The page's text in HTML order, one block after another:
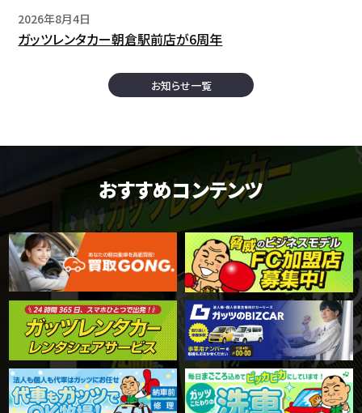
2026年8月4日
ガッツレンタカー朝倉駅前店が6周年
お知らせ一覧
おすすめコンテンツ